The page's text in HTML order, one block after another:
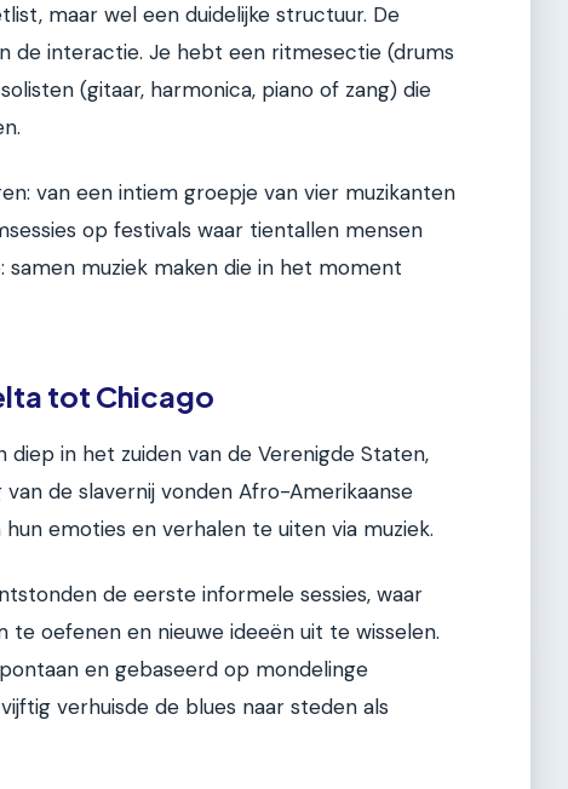
maar wel een duidelijke structuur. De
de interactie. Je hebt een ritmesectie (drums
(gitaar, harmonica, piano of zang) die
van een intiem groepje van vier muzikanten
op festivals waar tientallen mensen
muziek maken die in het moment
tot Chicago
diep in het zuiden van de Verenigde Staten,
de slavernij vonden Afro-Amerikaanse
emoties en verhalen te uiten via muziek.
de eerste informele sessies, waar
oefenen en nieuwe ideeën uit te wisselen.
en gebaseerd op mondelinge
verhuisde de blues naar steden als